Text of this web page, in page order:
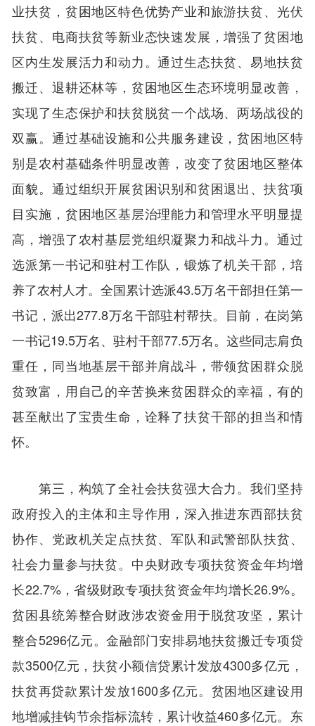
业扶贫，贫困地区特色优势产业和旅游扶贫、光伏
扶贫、电商扶贫等新业态快速发展，增强了贫困地
区内生发展活力和动力。通过生态扶贫、易地扶贫
搬迁、退耕还林等，贫困地区生态环境明显改善，
实现了生态保护和扶贫脱贫一个战场、两场战役的
双赢。通过基础设施和公共服务建设，贫困地区特
别是农村基础条件明显改善，改变了贫困地区整体
面貌。通过组织开展贫困识别和贫困退出、扶贫项
目实施，贫困地区基层治理能力和管理水平明显提
高，增强了农村基层党组织凝聚力和战斗力。通过
选派第一书记和驻村工作队，锻炼了机关干部，培
养了农村人才。全国累计选派43.5万名干部担任第一
书记，派出277.8万名干部驻村帮扶。目前，在岗第
一书记19.5万名、驻村干部77.5万名。这些同志肩负
重任，同当地基层干部并肩战斗，带领贫困群众脱
贫致富，用自己的辛苦换来贫困群众的幸福，有的
甚至献出了宝贵生命，诠释了扶贫干部的担当和情
怀。
第三，构筑了全社会扶贫强大合力。我们坚持
政府投入的主体和主导作用，深入推进东西部扶贫
协作、党政机关定点扶贫、军队和武警部队扶贫、
社会力量参与扶贫。中央财政专项扶贫资金年均增
长22.7%，省级财政专项扶贫资金年均增长26.9%。
贫困县统筹整合财政涉农资金用于脱贫攻坚，累计
整合5296亿元。金融部门安排易地扶贫搬迁专项贷
款3500亿元，扶贫小额信贷累计发放4300多亿元，
扶贫再贷款累计发放1600多亿元。贫困地区建设用
地增减挂钩节余指标流转，累计收益460多亿元。东